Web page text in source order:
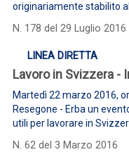
originariamente stabilito
N. 178 del 29 Luglio 2016
LINEA DIRETTA
Lavoro in Svizzera -
Martedì 22 marzo 2016, ore 14.15 presso LARIOFIERE, Viale
Resegone - Erba un
utili per lavorare in
N. 62 del 3 Marzo 2016